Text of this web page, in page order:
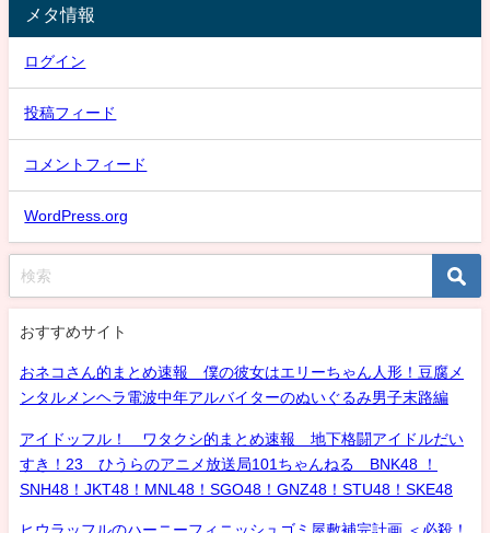
メタ情報
ログイン
投稿フィード
コメントフィード
WordPress.org
おすすめサイト
おネコさん的まとめ速報 僕の彼女はエリーちゃん人形！豆腐メ
ンタルメンヘラ電波中年アルバイターのぬいぐるみ男子末路編
アイドッフル！ ワタクシ的まとめ速報 地下格闘アイドルだい
すき！23 ひうらのアニメ放送局101ちゃんねる BNK48 ！
SNH48！JKT48！MNL48！SGO48！GNZ48！STU48！SKE48
ヒウラッフルのハーニーフィニッシュゴミ屋敷補完計画 ＜必殺！